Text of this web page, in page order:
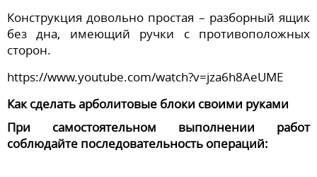
Конструкция довольно простая – разборный ящик
без дна, имеющий ручки с противоположных
сторон.
https://www.youtube.com/watch?v=jza6h8AeUME
Как сделать арболитовые блоки своими руками
При самостоятельном выполнении работ
соблюдайте последовательность операций: